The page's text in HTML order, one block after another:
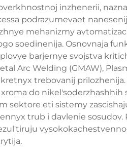
inzhenerii,
podrazumevaet
mehanizmy
soedinenija. Osnovnaja
barjernye svojstva
Arc Welding (GMAW),
trebovanij
do nikel'soderzhashhih
sektore eti sistemy
trub i davlenie sosudov.